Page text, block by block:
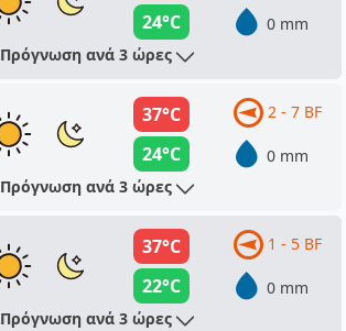
24°C
0 mm
Πρόγνωση ανά 3 ώρες
37°C
24°C
2 - 7 BF
0 mm
Πρόγνωση ανά 3 ώρες
37°C
22°C
1 - 5 BF
0 mm
Πρόγνωση ανά 3 ώρες